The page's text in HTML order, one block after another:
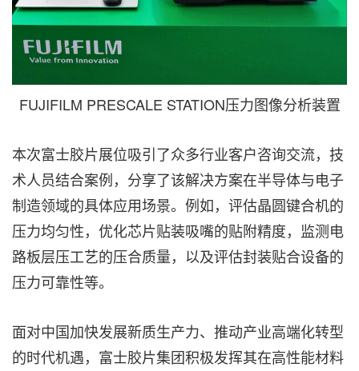
FUJIFILM PRESCALE STATION压力图像分析装置
本次富士胶片展位吸引了众多行业客户咨询交流，技
术人员结合案例，分享了该解决方案在半导体与电子
制造领域的具体应用场景。例如，评估晶圆键合机的
压力均匀性，优化芯片贴装吸嘴的贴附精度，监测电
路板层压工艺的压合质量，以及评估封装贴合设备的
压力可靠性等。
面对中国加快发展新质生产力、推动产业高端化转型
的时代机遇，富士胶片集团积极发挥其在高性能材料